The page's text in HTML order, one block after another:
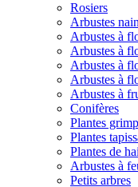
Rosiers
Arbustes
Arbustes à
Arbustes à
Arbustes à
Arbustes à
Arbustes à
Conifères
Plantes
Plantes
Plantes de
Arbustes à
Petits arbres